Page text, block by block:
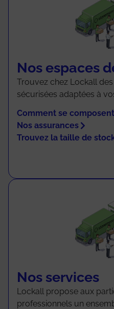
Nos espaces
Trouvez chez Lockall
sécurisées adaptées à
Comment se
Nos assurances
Trouvez la taille de
Nos services
Lockall propose aux
professionnels un